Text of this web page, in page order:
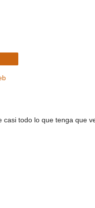
todo lo que tenga que